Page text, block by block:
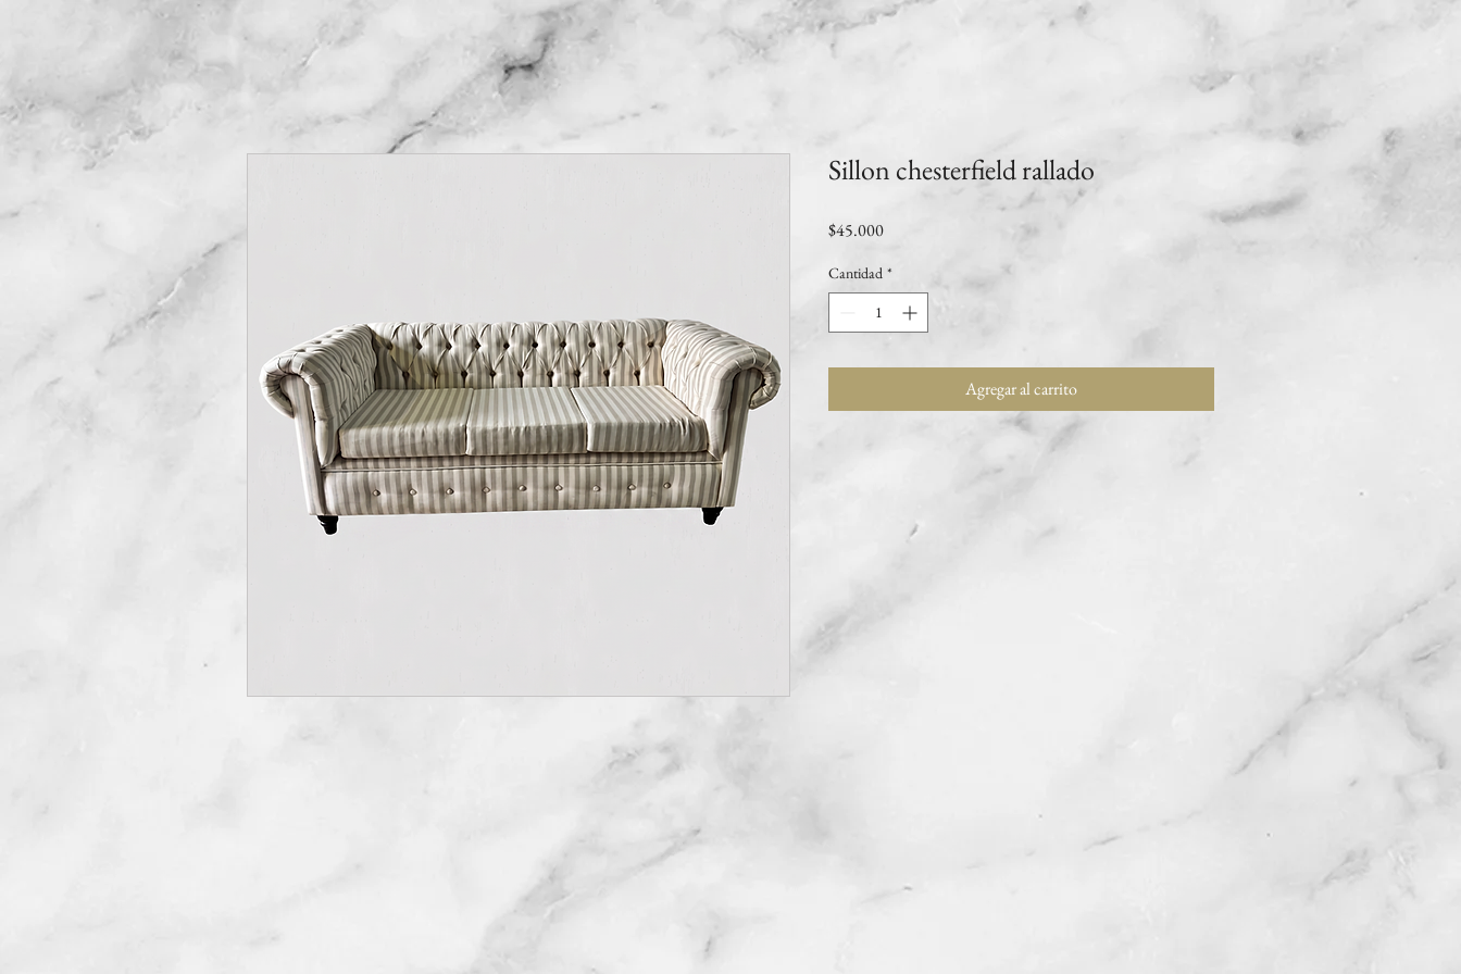
Sillon chesterfield rallado
$45.000Precio
Cantidad *
Agregar al carrito